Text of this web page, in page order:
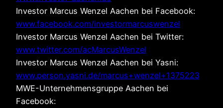
Investor Marcus Wenzel Aachen bei Facebook:
www.facebook.com/investormarcuswenzel
Investor Marcus Wenzel Aachen bei Twitter:
www.twitter.com/acMarcusWenzel
Investor Marcus Wenzel Aachen bei Yasni:
www.person.yasni.de/marcus+wenzel+1375223
MWE-Unternehmensgruppe Aachen bei
Facebook: